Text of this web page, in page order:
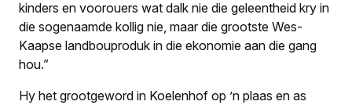
kinders en voorouers wat dalk nie die geleentheid kry in
die sogenaamde kollig nie, maar die grootste Wes-
Kaapse landbouproduk in die ekonomie aan die gang
hou.”
Hy het grootgeword in Koelenhof op ’n plaas en as